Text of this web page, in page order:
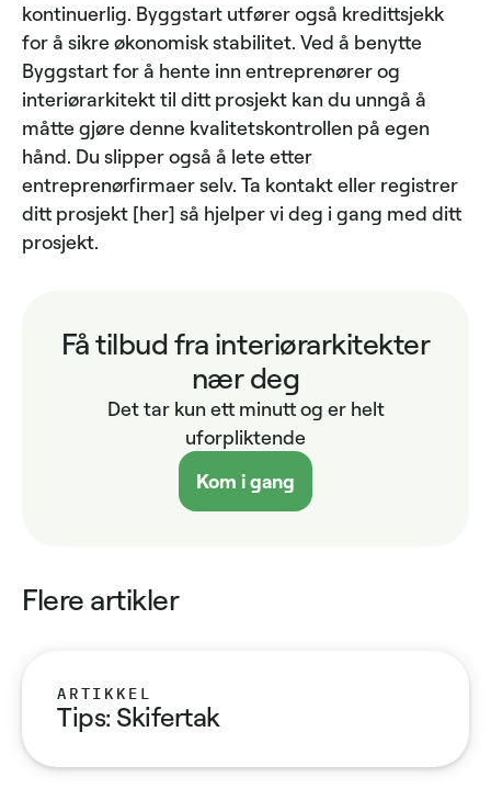
kontinuerlig. Byggstart utfører også kredittsjekk
for å sikre økonomisk stabilitet. Ved å benytte
Byggstart for å hente inn entreprenører og
interiørarkitekt til ditt prosjekt kan du unngå å
måtte gjøre denne kvalitetskontrollen på egen
hånd. Du slipper også å lete etter
entreprenørfirmaer selv. Ta kontakt eller registrer
ditt prosjekt [her] så hjelper vi deg i gang med ditt
prosjekt.
Få tilbud fra interiørarkitekter
nær deg
Det tar kun ett minutt og er helt
uforpliktende
Kom i gang
Flere artikler
ARTIKKEL
Tips: Skifertak